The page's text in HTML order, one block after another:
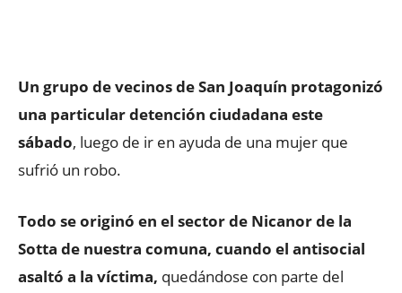
Un grupo de vecinos de San Joaquín protagonizó
una particular detención ciudadana este
sábado, luego de ir en ayuda de una mujer que
sufrió un robo.
Todo se originó en el sector de Nicanor de la
Sotta de nuestra comuna, cuando el antisocial
asaltó a la víctima, quedándose con parte del